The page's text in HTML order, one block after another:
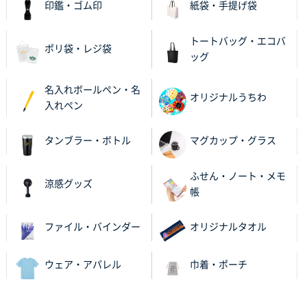
印鑑・ゴム印 紙袋・手提げ袋
ポリ袋・レジ袋
トートバッグ・エコバ
ッグ
名入れボールペン・名
入れペン
オリジナルうちわ
タンブラー・ボトル マグカップ・グラス
涼感グッズ
ふせん・ノート・メモ
帳
ファイル・バインダー オリジナルタオル
ウェア・アパレル 巾着・ポーチ